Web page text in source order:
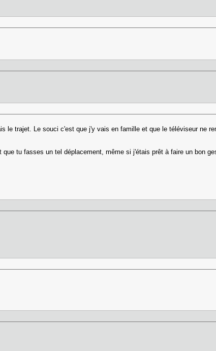
le trajet. Le souci c'est que j'y vais en famille et que le téléviseur ne
tu fasses un tel déplacement, même si j'étais prêt à faire un bon